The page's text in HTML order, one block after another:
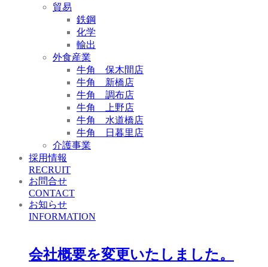
貿易
鉄鋼
化学
輸出
外食産業
牛角 保木間店
牛角 新橋店
牛角 調布店
牛角 上野店
牛角 水道橋店
牛角 日暮里店
介護事業
採用情報
RECRUIT
お問合せ
CONTACT
お知らせ
INFORMATION
会社概要を変更いたしました。